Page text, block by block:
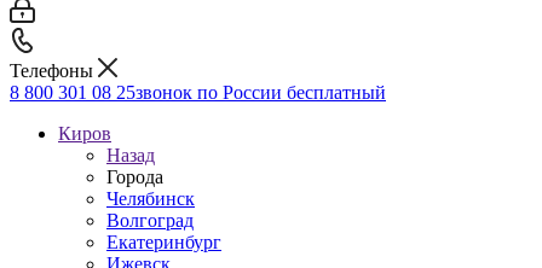
Телефоны
8 800 301 08 25звонок по России бесплатный
Киров
Назад
Города
Челябинск
Волгоград
Екатеринбург
Ижевск